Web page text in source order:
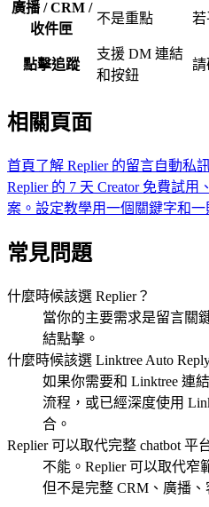
廣播 / CRM /
收件匣
不是重點 若
點擊追蹤
支援 DM 連結
和按鈕
請
相關頁面
首頁了解 Replier 的留言自動私
Replier 的 7 天 Creator 免費試
案。 設定教學用一個關鍵字和
常見問題
什麼時候該選 Replier？
當你的主要需求是留言關
結點擊。
什麼時候該選 Linktree Auto
如果你需要和 Linktree 連
流程，或已經深度使用
合。
Replier 可以取代完整 chatbot 平
不能。Replier 可以取代窄
但不是完整 CRM、廣播